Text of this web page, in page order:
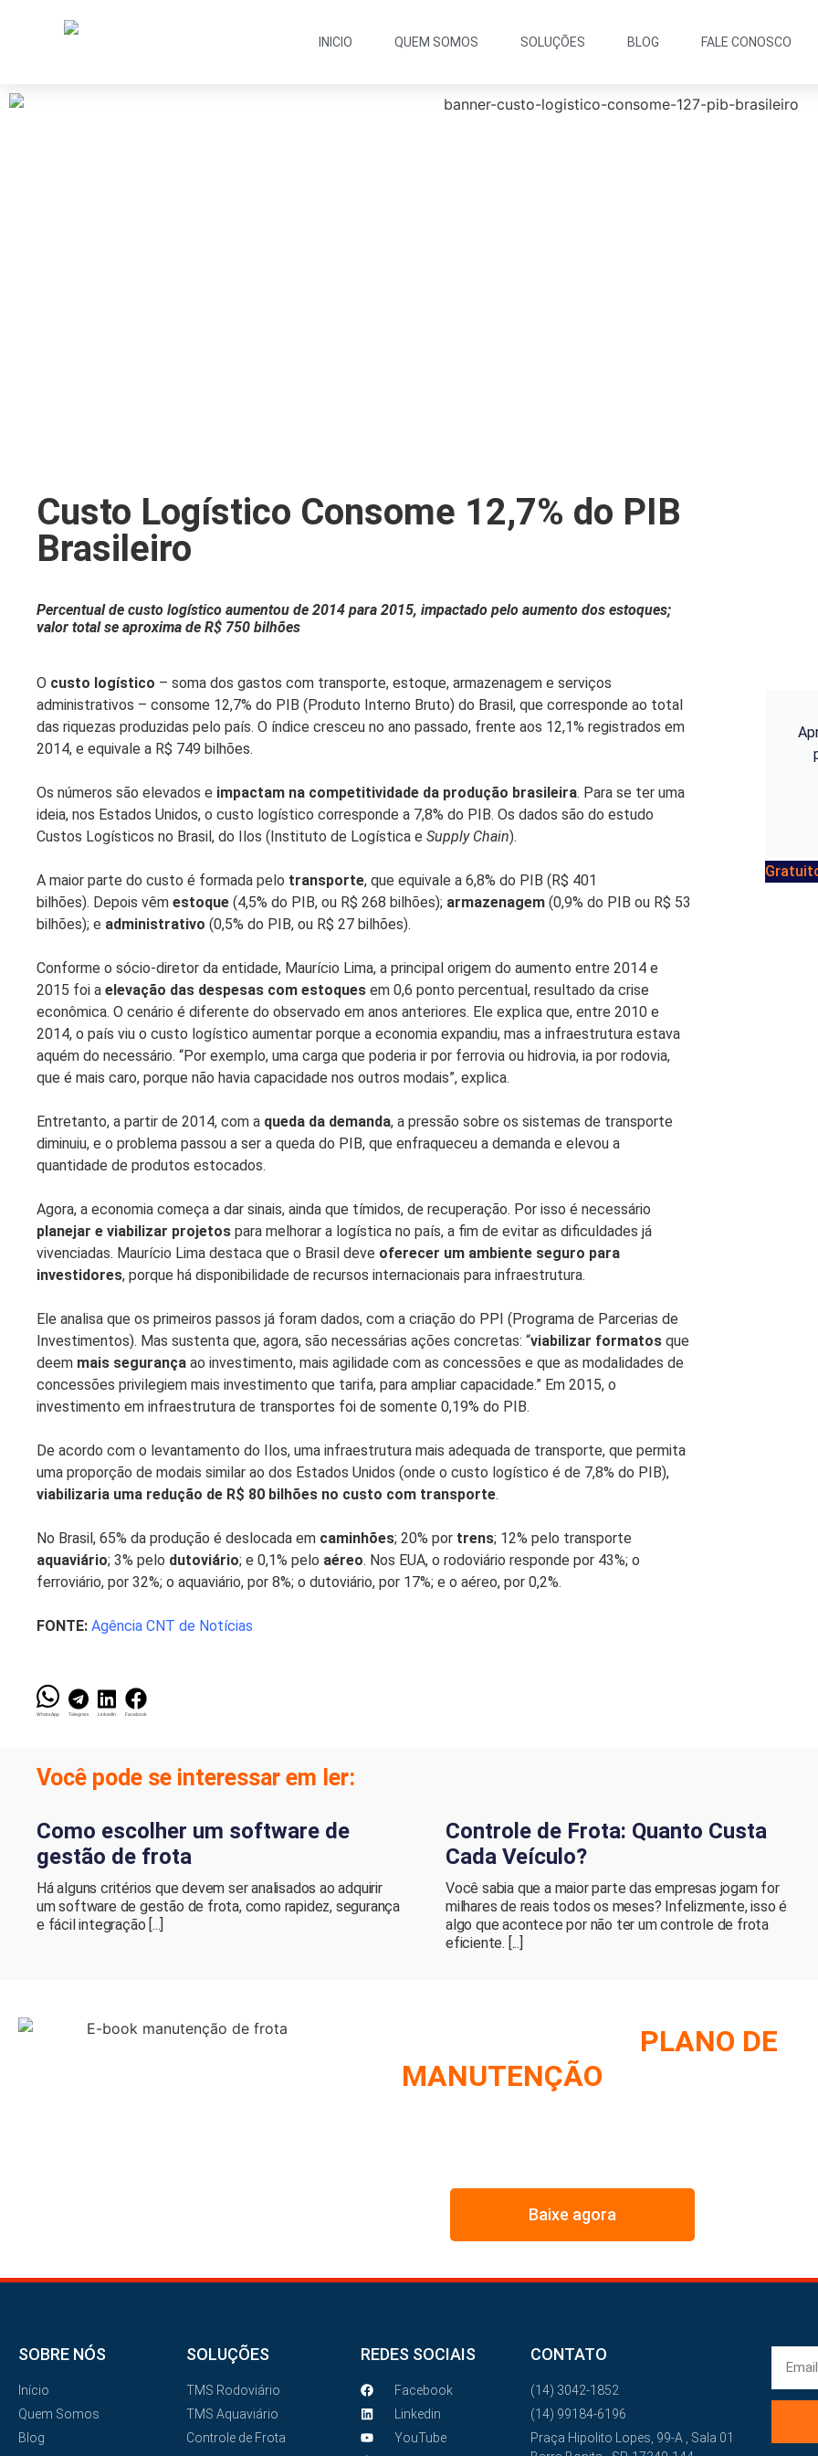
INICIO QUEM SOMOS SOLUÇÕES BLOG FALE CONOSCO
Custo Logístico Consome 12,7% do PIB
Brasileiro
Percentual de custo logístico aumentou de 2014 para 2015, impactado pelo aumento dos estoques;
valor total se aproxima de R$ 750 bilhões
O custo logístico – soma dos gastos com transporte, estoque, armazenagem e serviços
administrativos – consome 12,7% do PIB (Produto Interno Bruto) do Brasil, que corresponde ao total
das riquezas produzidas pelo país. O índice cresceu no ano passado, frente aos 12,1% registrados em
2014, e equivale a R$ 749 bilhões.
Os números são elevados e impactam na competitividade da produção brasileira. Para se ter uma
ideia, nos Estados Unidos, o custo logístico corresponde a 7,8% do PIB. Os dados são do estudo
Custos Logísticos no Brasil, do Ilos (Instituto de Logística e Supply Chain).
A maior parte do custo é formada pelo transporte, que equivale a 6,8% do PIB (R$ 401
bilhões). Depois vêm estoque (4,5% do PIB, ou R$ 268 bilhões); armazenagem (0,9% do PIB ou R$ 53
bilhões); e administrativo (0,5% do PIB, ou R$ 27 bilhões).
Conforme o sócio-diretor da entidade, Maurício Lima, a principal origem do aumento entre 2014 e
2015 foi a elevação das despesas com estoques em 0,6 ponto percentual, resultado da crise
econômica. O cenário é diferente do observado em anos anteriores. Ele explica que, entre 2010 e
2014, o país viu o custo logístico aumentar porque a economia expandiu, mas a infraestrutura estava
aquém do necessário. “Por exemplo, uma carga que poderia ir por ferrovia ou hidrovia, ia por rodovia,
que é mais caro, porque não havia capacidade nos outros modais”, explica.
Entretanto, a partir de 2014, com a queda da demanda, a pressão sobre os sistemas de transporte
diminuiu, e o problema passou a ser a queda do PIB, que enfraqueceu a demanda e elevou a
quantidade de produtos estocados.
Agora, a economia começa a dar sinais, ainda que tímidos, de recuperação. Por isso é necessário
planejar e viabilizar projetos para melhorar a logística no país, a fim de evitar as dificuldades já
vivenciadas. Maurício Lima destaca que o Brasil deve oferecer um ambiente seguro para
investidores, porque há disponibilidade de recursos internacionais para infraestrutura.
Ele analisa que os primeiros passos já foram dados, com a criação do PPI (Programa de Parcerias de
Investimentos). Mas sustenta que, agora, são necessárias ações concretas: “viabilizar formatos que
deem mais segurança ao investimento, mais agilidade com as concessões e que as modalidades de
concessões privilegiem mais investimento que tarifa, para ampliar capacidade.” Em 2015, o
investimento em infraestrutura de transportes foi de somente 0,19% do PIB.
De acordo com o levantamento do Ilos, uma infraestrutura mais adequada de transporte, que permita
uma proporção de modais similar ao dos Estados Unidos (onde o custo logístico é de 7,8% do PIB),
viabilizaria uma redução de R$ 80 bilhões no custo com transporte.
No Brasil, 65% da produção é deslocada em caminhões; 20% por trens; 12% pelo transporte
aquaviário; 3% pelo dutoviário; e 0,1% pelo aéreo. Nos EUA, o rodoviário responde por 43%; o
ferroviário, por 32%; o aquaviário, por 8%; o dutoviário, por 17%; e o aéreo, por 0,2%.
FONTE: Agência CNT de Notícias
WhatsApp Telegram LinkedIn Facebook
Você pode se interessar em ler:
Como escolher um software de
gestão de frota
Há alguns critérios que devem ser analisados ao adquirir
um software de gestão de frota, como rapidez, segurança
e fácil integração [...]
Controle de Frota: Quanto Custa
Cada Veículo?
Você sabia que a maior parte das empresas jogam for
milhares de reais todos os meses? Infelizmente, isso é
algo que acontece por não ter um controle de frota
eficiente. [...]
PLANO DE
MANUTENÇÃO
Baixe agora
SOBRE NÓS
Início
Quem Somos
Blog
SOLUÇÕES
TMS Rodoviário
TMS Aquaviário
Controle de Frota
REDES SOCIAIS
Facebook
Linkedin
YouTube
CONTATO
(14) 3042-1852
(14) 99184-6196
Praça Hipolito Lopes, 99-A , Sala 01